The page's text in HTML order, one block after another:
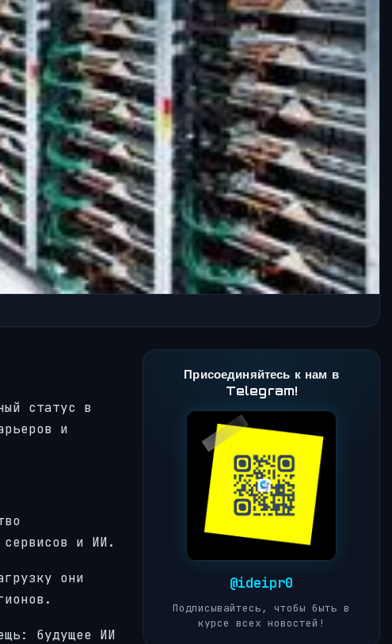
статус в
и
сервисов и ИИ.
они
будущее ИИ
Присоединяйтесь к нам в
Telegram!
@ideipr0
Подписывайтесь, чтобы быть в
курсе всех новостей!